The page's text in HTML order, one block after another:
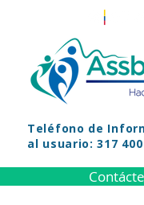
Teléfono de
al usuario: 317 400